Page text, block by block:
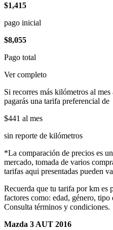
$1,415
pago inicial
$8,055
Pago total
Ver completo
Si recorres más kilómetros al
pagarás una tarifa preferencial de
$441 al mes
sin reporte de kilómetros
*La comparación de precios es
mercado, tomada de varios
tarifas aqui presentadas pueden
Recuerda que tu tarifa por km es
factores como: edad, género,
Consulta términos y condiciones.
Mazda 3 AUT 2016